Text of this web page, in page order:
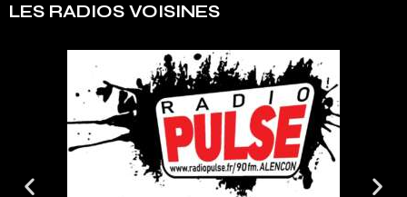
LES RADIOS VOISINES